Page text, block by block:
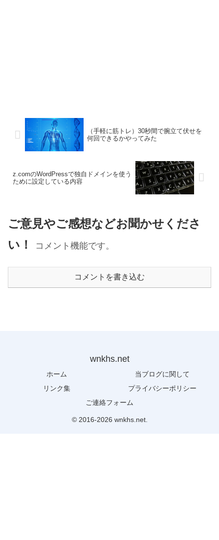
（手軽に筋トレ）30秒間で腕立て伏せを
何回できるかやってみた
z.comのWordPressで独自ドメインを使う
ために設定している内容
ご意見やご感想などお聞かせくださ
い！
コメント機能です。
コメントを書き込む
wnkhs.net
ホーム
当ブログに関して
リンク集
プライバシーポリシー
ご連絡フォーム
© 2016-2026 wnkhs.net.